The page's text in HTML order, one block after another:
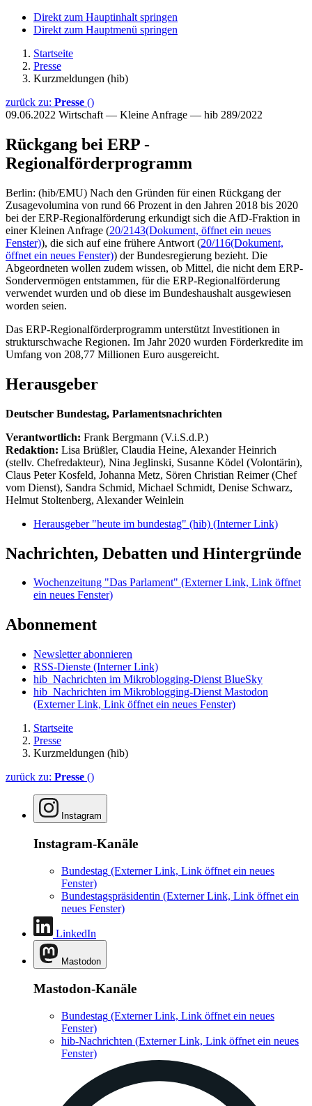
Direkt zum Hauptinhalt springen
Direkt zum Hauptmenü springen
Startseite
Presse
Kurzmeldungen (hib)
zurück zu: Presse ()
09.06.2022 Wirtschaft — Kleine Anfrage — hib 289/2022
Rückgang bei ERP -
Regionalförderprogramm
Berlin: (hib/EMU) Nach den Gründen für einen Rückgang der
Zusagevolumina von rund 66 Prozent in den Jahren 2018 bis 2020
bei der ERP-Regionalförderung erkundigt sich die AfD-Fraktion in
einer Kleinen Anfrage (20/2143(Dokument, öffnet ein neues
Fenster)), die sich auf eine frühere Antwort (20/116(Dokument,
öffnet ein neues Fenster)) der Bundesregierung bezieht. Die
Abgeordneten wollen zudem wissen, ob Mittel, die nicht dem ERP-
Sondervermögen entstammen, für die ERP-Regionalförderung
verwendet wurden und ob diese im Bundeshaushalt ausgewiesen
worden seien.
Das ERP-Regionalförderprogramm unterstützt Investitionen in
strukturschwache Regionen. Im Jahr 2020 wurden Förderkredite im
Umfang von 208,77 Millionen Euro ausgereicht.
Herausgeber
Deutscher Bundestag, Parlamentsnachrichten
Verantwortlich: Frank Bergmann (V.i.S.d.P.)
Redaktion: Lisa Brüßler, Claudia Heine, Alexander Heinrich
(stellv. Chefredakteur), Nina Jeglinski, Susanne Ködel (Volontärin),
Claus Peter Kosfeld, Johanna Metz, Sören Christian Reimer (Chef
vom Dienst), Sandra Schmid, Michael Schmidt, Denise Schwarz,
Helmut Stoltenberg, Alexander Weinlein
Herausgeber "heute im bundestag" (hib) (Interner Link)
Nachrichten, Debatten und Hintergründe
Wochenzeitung "Das Parlament" (Externer Link, Link öffnet
ein neues Fenster)
Abonnement
Newsletter abonnieren
RSS-Dienste (Interner Link)
hib_Nachrichten im Mikroblogging-Dienst BlueSky
hib_Nachrichten im Mikroblogging-Dienst Mastodon
(Externer Link, Link öffnet ein neues Fenster)
Startseite
Presse
Kurzmeldungen (hib)
zurück zu: Presse ()
Instagram
Instagram-Kanäle
Bundestag (Externer Link, Link öffnet ein neues
Fenster)
Bundestagspräsidentin (Externer Link, Link öffnet ein
neues Fenster)
LinkedIn
Mastodon
Mastodon-Kanäle
Bundestag (Externer Link, Link öffnet ein neues
Fenster)
hib-Nachrichten (Externer Link, Link öffnet ein neues
Fenster)